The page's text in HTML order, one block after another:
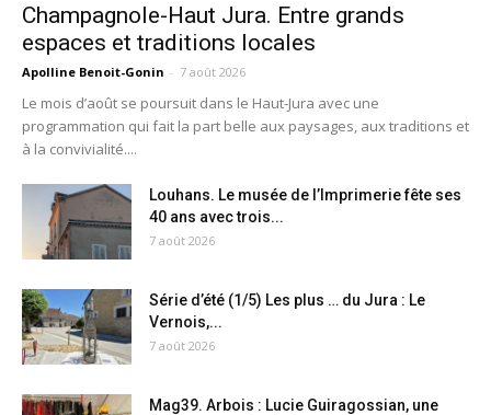
Champagnole-Haut Jura. Entre grands
espaces et traditions locales
Apolline Benoit-Gonin - 7 août 2026
Le mois d’août se poursuit dans le Haut-Jura avec une
programmation qui fait la part belle aux paysages, aux traditions et
à la convivialité....
Louhans. Le musée de l’Imprimerie fête ses
40 ans avec trois...
7 août 2026
Série d’été (1/5) Les plus … du Jura : Le
Vernois,...
7 août 2026
Mag39. Arbois : Lucie Guiragossian, une